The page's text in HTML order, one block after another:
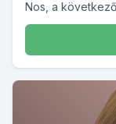
Nos, a